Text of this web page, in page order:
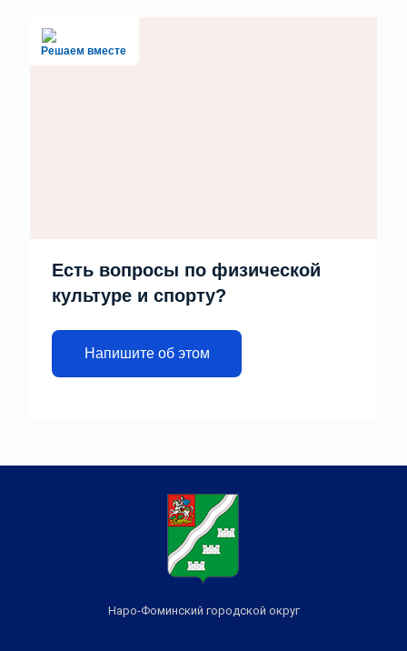
Решаем вместе
Есть вопросы по физической
культуре и спорту?
Напишите об этом
Наро-Фоминский городской округ